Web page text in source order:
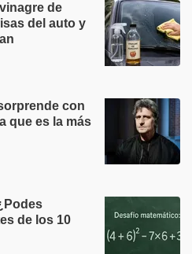
de
del auto y
con
que es la más
de los 10